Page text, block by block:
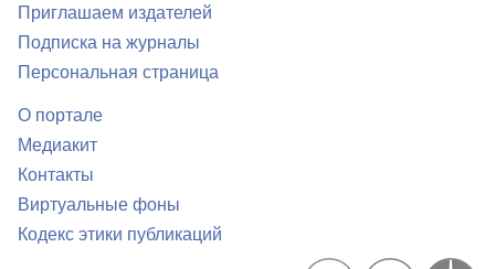
Приглашаем издателей
Подписка на журналы
Персональная страница
О портале
Медиакит
Контакты
Виртуальные фоны
Кодекс этики публикаций